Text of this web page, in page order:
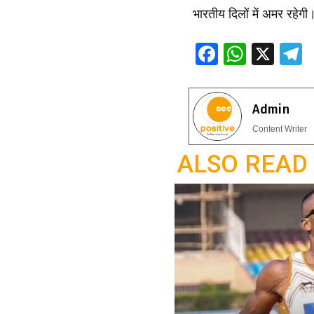
भारतीय दिलों में अमर रहेगी।
F
e
b
o
o
k
W
at
s
A
p
p
X T
gr
a
m
Admin
Content Writer
ALSO READ